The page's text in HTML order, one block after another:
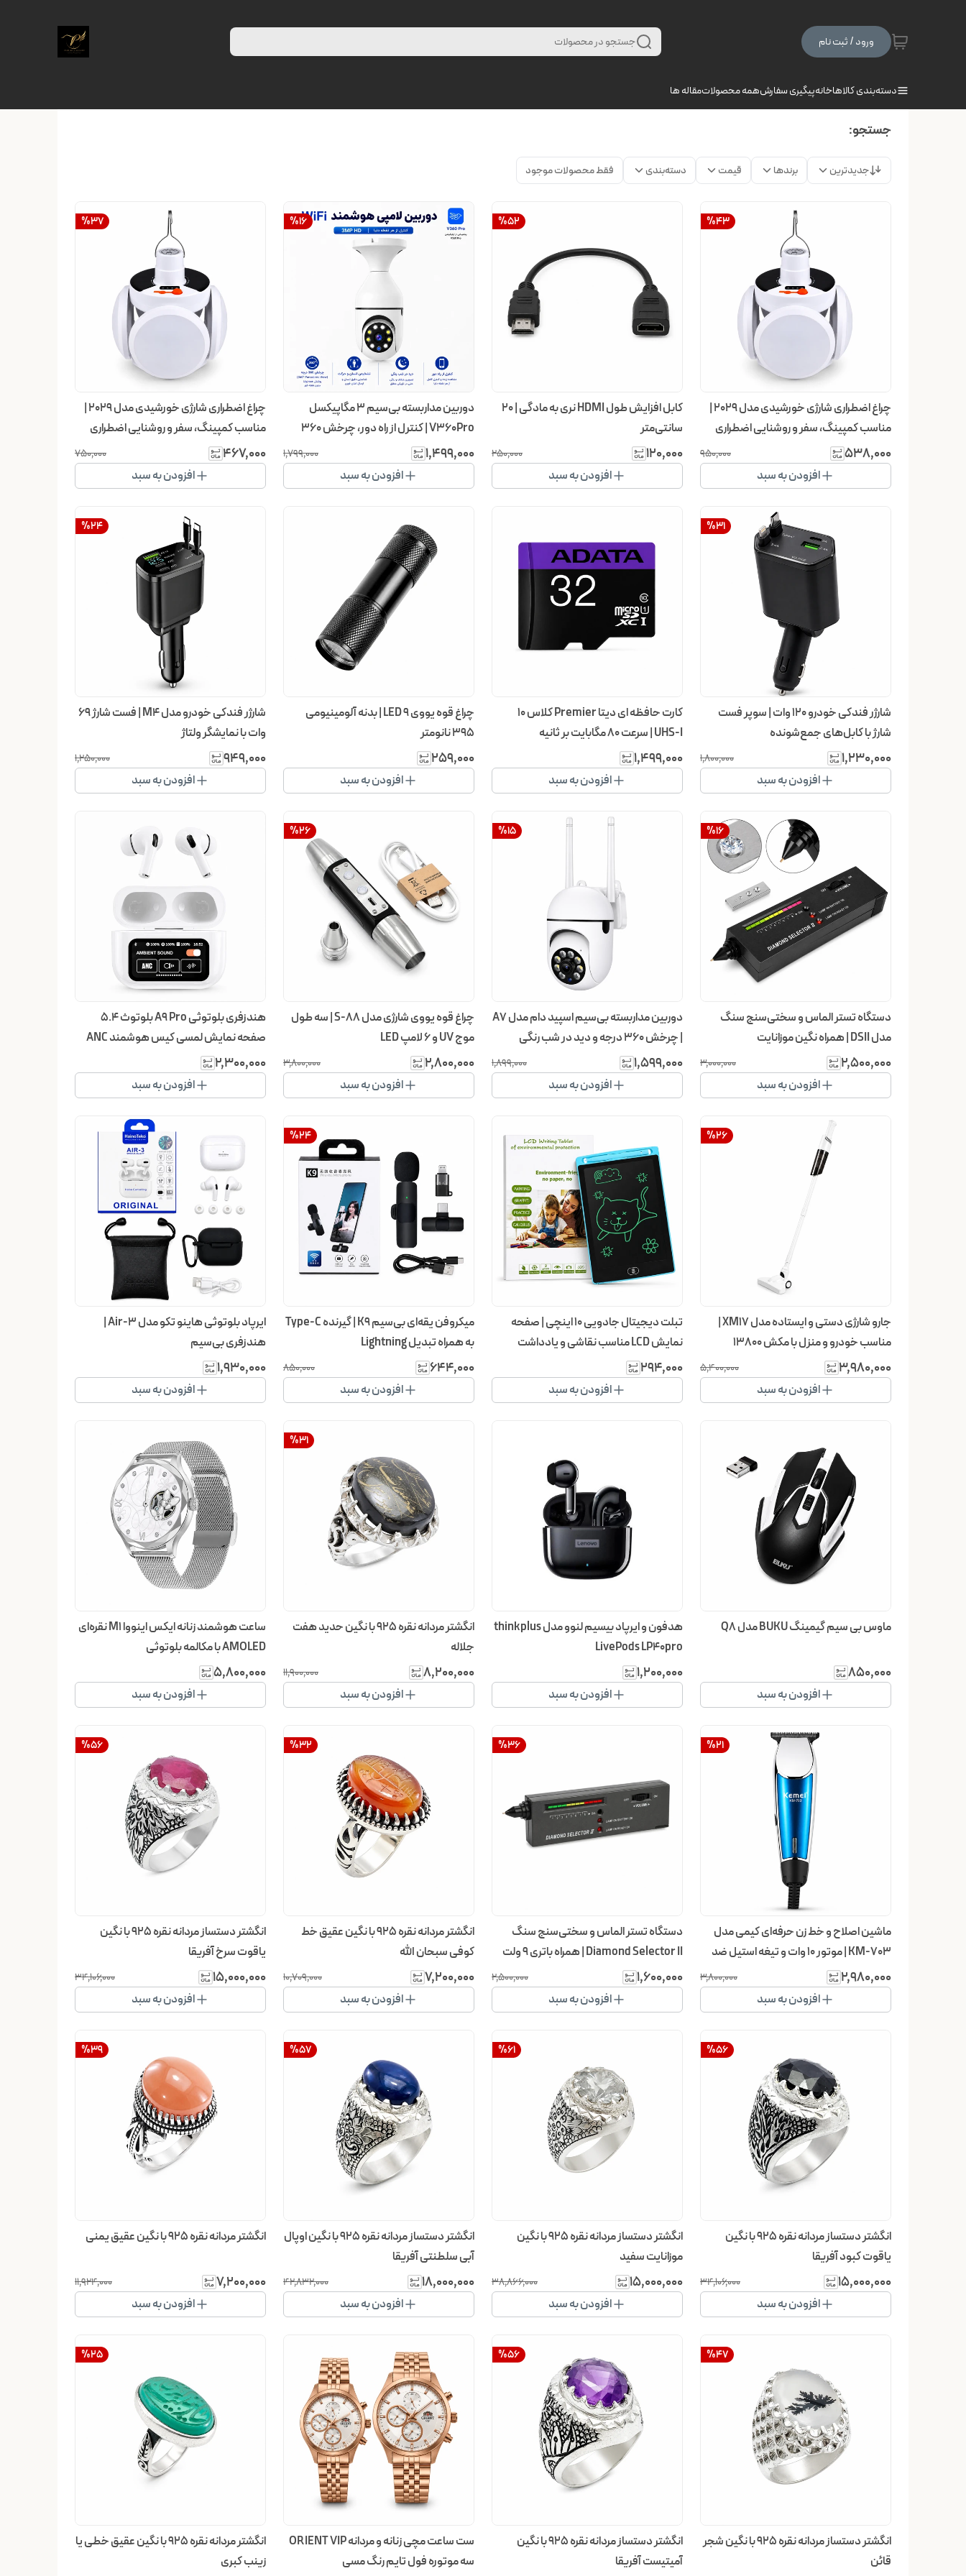
ورود / ثبت نام جستجو در محصولات
دسته‌بندی کالاهاخانهپیگیری سفارشهمه محصولاتمقاله ها
جستجو:
جدیدترین برندها قیمت دسته‌بندی فقط محصولات موجود
%43
چراغ اضطراری شارژی خورشیدی مدل 2029 |
مناسب کمپینگ، سفر و روشنایی اضطراری
۵۳۸٬۰۰۰ ۹۵۰٬۰۰۰
افزودن به سبد
%52
کابل افزایش طول HDMI نری به مادگی | ۲۰
سانتی‌متر
۱۲۰٬۰۰۰ ۲۵۰٬۰۰۰
افزودن به سبد
%16
دوربین مداربسته بی‌سیم ۳ مگاپیکسل
V360Pro | کنترل از راه دور، چرخش ۳۶۰
درجه و دید در شب رنگی
۱٬۴۹۹٬۰۰۰ ۱٬۷۹۹٬۰۰۰
افزودن به سبد
%37
چراغ اضطراری شارژی خورشیدی مدل 2029 |
مناسب کمپینگ، سفر و روشنایی اضطراری
۴۶۷٬۰۰۰ ۷۵۰٬۰۰۰
افزودن به سبد
%31
شارژر فندکی خودرو ۱۲۰ وات | سوپر فست
شارژ با کابل‌های جمع‌شونده
۱٬۲۳۰٬۰۰۰ ۱٬۸۰۰٬۰۰۰
افزودن به سبد
کارت حافظه ای دیتا Premier کلاس ۱۰
UHS-I | سرعت ۸۰ مگابایت بر ثانیه
۱٬۴۹۹٬۰۰۰
افزودن به سبد
چراغ قوه یووی ۹ LED | بدنه آلومینیومی
۳۹۵ نانومتر
۲۵۹٬۰۰۰
افزودن به سبد
%24
شارژر فندکی خودرو مدل M4 | فست شارژ ۶۹
وات با نمایشگر ولتاژ
۹۴۹٬۰۰۰ ۱٬۲۵۰٬۰۰۰
افزودن به سبد
%16
دستگاه تستر الماس و سختی‌سنج سنگ
مدل DSII | همراه نگین موزانایت
۲٬۵۰۰٬۰۰۰ ۳٬۰۰۰٬۰۰۰
افزودن به سبد
%15
دوربین مداربسته بی‌سیم اسپید دام مدل A7
| چرخش ۳۶۰ درجه و دید در شب رنگی
۱٬۵۹۹٬۰۰۰ ۱٬۸۹۹٬۰۰۰
افزودن به سبد
%26
چراغ قوه یووی شارژی مدل S-88 | سه طول
موج UV و ۶ لامپ LED
۲٬۸۰۰٬۰۰۰ ۳٬۸۰۰٬۰۰۰
افزودن به سبد
هندزفری بلوتوثی A9 Pro بلوتوث 5.4
صفحه نمایش لمسی کیس هوشمند ANC
ENC
۲٬۳۰۰٬۰۰۰
افزودن به سبد
%26
جارو شارژی دستی و ایستاده مدل XM17 |
مناسب خودرو و منزل با مکش ۱۳۸۰۰
پاسکال
۳٬۹۸۰٬۰۰۰ ۵٬۴۰۰٬۰۰۰
افزودن به سبد
تبلت دیجیتال جادویی ۱۰ اینچی | صفحه
نمایش LCD مناسب نقاشی و یادداشت
۲۹۴٬۰۰۰
افزودن به سبد
%24
میکروفن یقه‌ای بی‌سیم K9 | گیرنده Type-C
به همراه تبدیل Lightning
۶۴۴٬۰۰۰ ۸۵۰٬۰۰۰
افزودن به سبد
ایرپاد بلوتوثی هاینو تکو مدل Air-3 |
هندزفری بی‌سیم
۱٬۹۳۰٬۰۰۰
افزودن به سبد
ماوس بی سیم گیمینگ BUKU مدل Q8
۸۵۰٬۰۰۰
افزودن به سبد
هدفون و ایرپاد بیسیم لنوو مدل thinkplus
LivePods LP40pro
۱٬۲۰۰٬۰۰۰
افزودن به سبد
%31
انگشتر مردانه نقره 925 با نگین حدید هفت
جلاله
۸٬۲۰۰٬۰۰۰ ۱۱٬۹۰۰٬۰۰۰
افزودن به سبد
ساعت هوشمند زنانه ایکس اینووا M1 نقره‌ای
AMOLED با مکالمه بلوتوثی
۵٬۸۰۰٬۰۰۰
افزودن به سبد
%21
ماشین اصلاح و خط زن حرفه‌ای کیمی مدل
KM-703 | موتور ۱۰ وات و تیغه استیل ضد
زنگ
۲٬۹۸۰٬۰۰۰ ۳٬۸۰۰٬۰۰۰
افزودن به سبد
%36
دستگاه تستر الماس و سختی‌سنج سنگ
Diamond Selector II | همراه باتری ۹ ولت
6F22
۱٬۶۰۰٬۰۰۰ ۲٬۵۰۰٬۰۰۰
افزودن به سبد
%32
انگشتر مردانه نقره 925 با نگین عقیق خط
کوفی سبحان الله
۷٬۲۰۰٬۰۰۰ ۱۰٬۷۰۹٬۰۰۰
افزودن به سبد
%56
انگشتر دستساز مردانه نقره 925 با نگین
یاقوت سرخ آفریقا
۱۵٬۰۰۰٬۰۰۰ ۳۴٬۱۰۶٬۰۰۰
افزودن به سبد
%56
انگشتر دستساز مردانه نقره 925 با نگین
یاقوت کبود آفریقا
۱۵٬۰۰۰٬۰۰۰ ۳۴٬۱۰۶٬۰۰۰
افزودن به سبد
%61
انگشتر دستساز مردانه نقره 925 با نگین
موزانایت سفید
۱۵٬۰۰۰٬۰۰۰ ۳۸٬۸۶۶٬۰۰۰
افزودن به سبد
%57
انگشتر دستساز مردانه نقره 925 با نگین اوپال
آبی سلطنتی آفریقا
۱۸٬۰۰۰٬۰۰۰ ۴۲٬۸۳۲٬۰۰۰
افزودن به سبد
%39
انگشتر مردانه نقره 925 با نگین عقیق یمنی
۷٬۲۰۰٬۰۰۰ ۱۱٬۹۲۴٬۰۰۰
افزودن به سبد
%47
انگشتر دستساز مردانه نقره 925 با نگین شجر
قائن
%56
انگشتر دستساز مردانه نقره 925 با نگین
آمیتیست آفریقا
ست ساعت مچی زنانه و مردانه ORIENT VIP
سه موتوره فول تایم رنگ مسی
%25
انگشتر مردانه نقره 925 با نگین عقیق خطی یا
زینب کبری